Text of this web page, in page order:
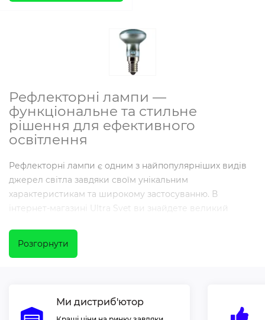
Рефлекторні лампи —
функціональне та стильне
рішення для ефективного
освітлення
Рефлекторні лампи є одним з найпопулярніших видів
джерел світла завдяки своїм унікальним
характеристикам та широкому застосуванню. В
інтернет-магазині Ultra Svet ви знайдете великий
об'єкти чи вуличні простори. Наші лампи відрізняються
Розгорнути
Ми дистриб'ютор